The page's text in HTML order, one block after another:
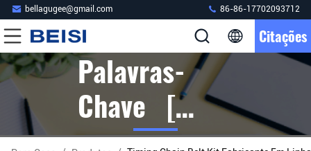
bellagugee@gmail.com 86-86-17702093712
Citações
Palavras-
Chave [
Timing Chain